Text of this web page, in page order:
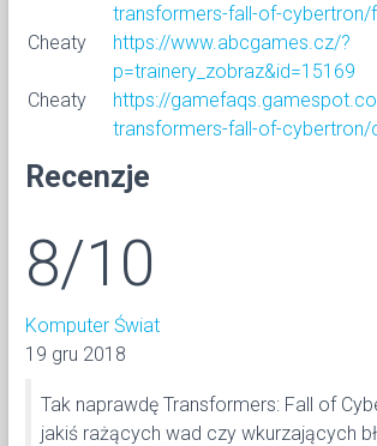
transformers-fall-of-cybertron/
Cheaty
https://www.abcgames.cz/?
p=trainery_zobraz&id=15169
Cheaty
https://
transformers-fall-of-cybertron/
Recenzje
8/10
Komputer Świat
19 gru 2018
Tak naprawdę Transformers: Fall of
jakiś rażących wad czy wkurzających